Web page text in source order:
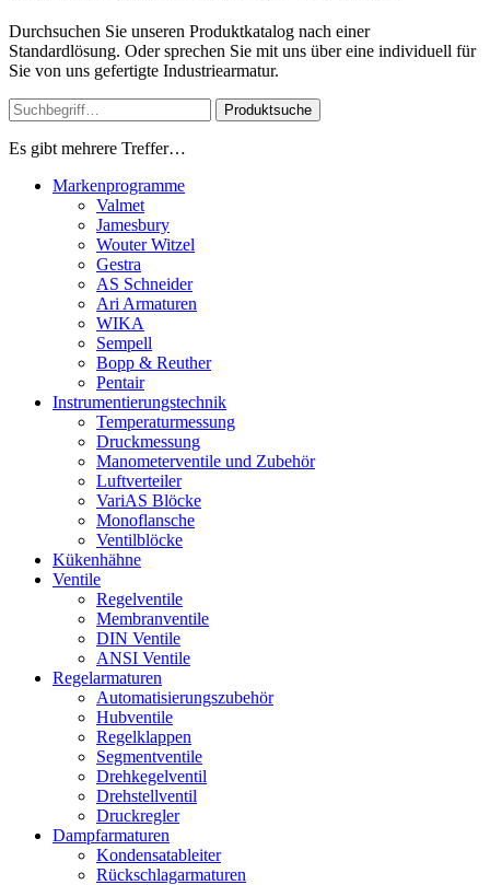
Durchsuchen Sie unseren Produktkatalog nach einer
Standardlösung. Oder sprechen Sie mit uns über eine individuell für
Sie von uns gefertigte Industriearmatur.
Produktsuche
Es gibt mehrere Treffer…
Markenprogramme
Valmet
Jamesbury
Wouter Witzel
Gestra
AS Schneider
Ari Armaturen
WIKA
Sempell
Bopp & Reuther
Pentair
Instrumentierungs­technik
Temperaturmessung
Druckmessung
Manometerventile und Zubehör
Luftverteiler
VariAS Blöcke
Monoflansche
Ventilblöcke
Kükenhähne
Ventile
Regelventile
Membranventile
DIN Ventile
ANSI Ventile
Regelarmaturen
Automatisierungszubehör
Hubventile
Regelklappen
Segmentventile
Drehkegelventil
Drehstellventil
Druckregler
Dampfarmaturen
Kondensatableiter
Rückschlagarmaturen